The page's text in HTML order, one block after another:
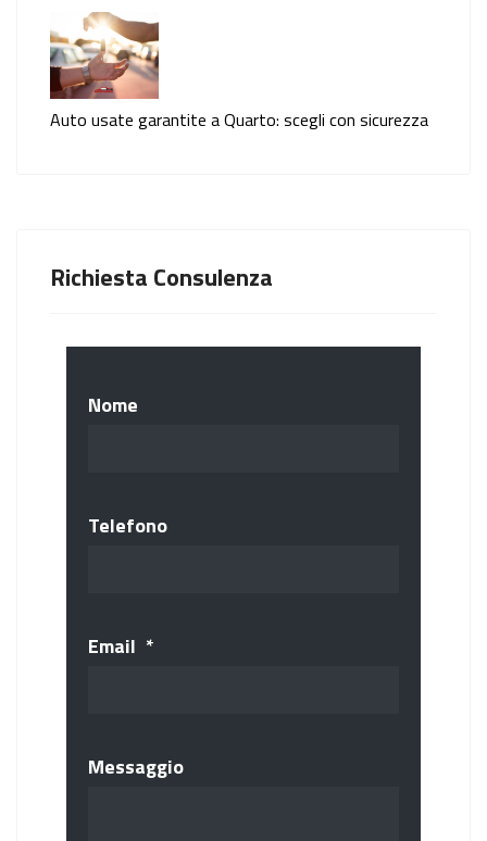
Auto usate garantite a Quarto: scegli con sicurezza
Richiesta Consulenza
Nome
Telefono
Email *
Messaggio